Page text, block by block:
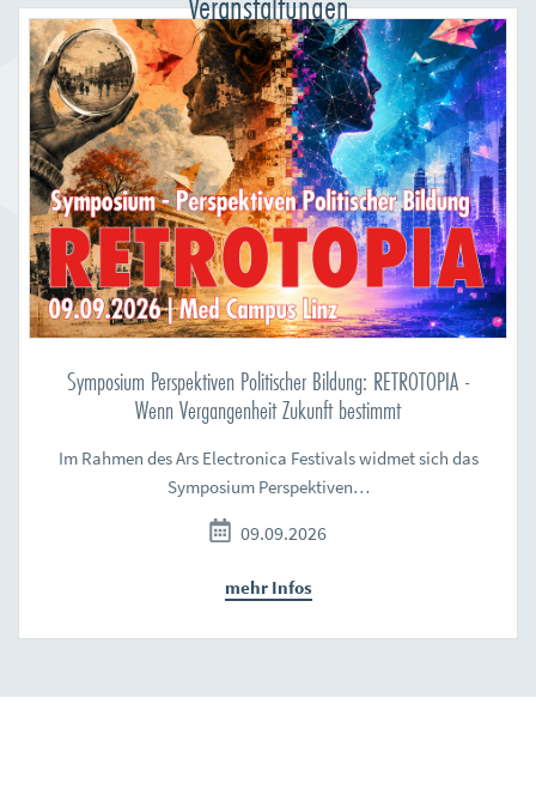
Symposium Perspektiven Politischer Bildung: RETROTOPIA -
Wenn Vergangenheit Zukunft bestimmt
Im Rahmen des Ars Electronica Festivals widmet sich das
Symposium Perspektiven…
09.09.2026
mehr Infos